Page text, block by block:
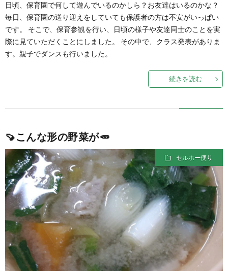
日頃、保育園で何して遊んでいるのかしら？お友達はいるのかな？
毎日、保育園の送り迎えをしていても保護者の方は不安がいっぱい
です。 そこで、保育参観を行い、日頃の様子や友達同士のことを実
際に見ていただくことにしました。 その中で、クラス発表がありま
す。親子でダンスも行いました。
続きを読む
🍠こんな形の野菜が🥕
セルホー便り